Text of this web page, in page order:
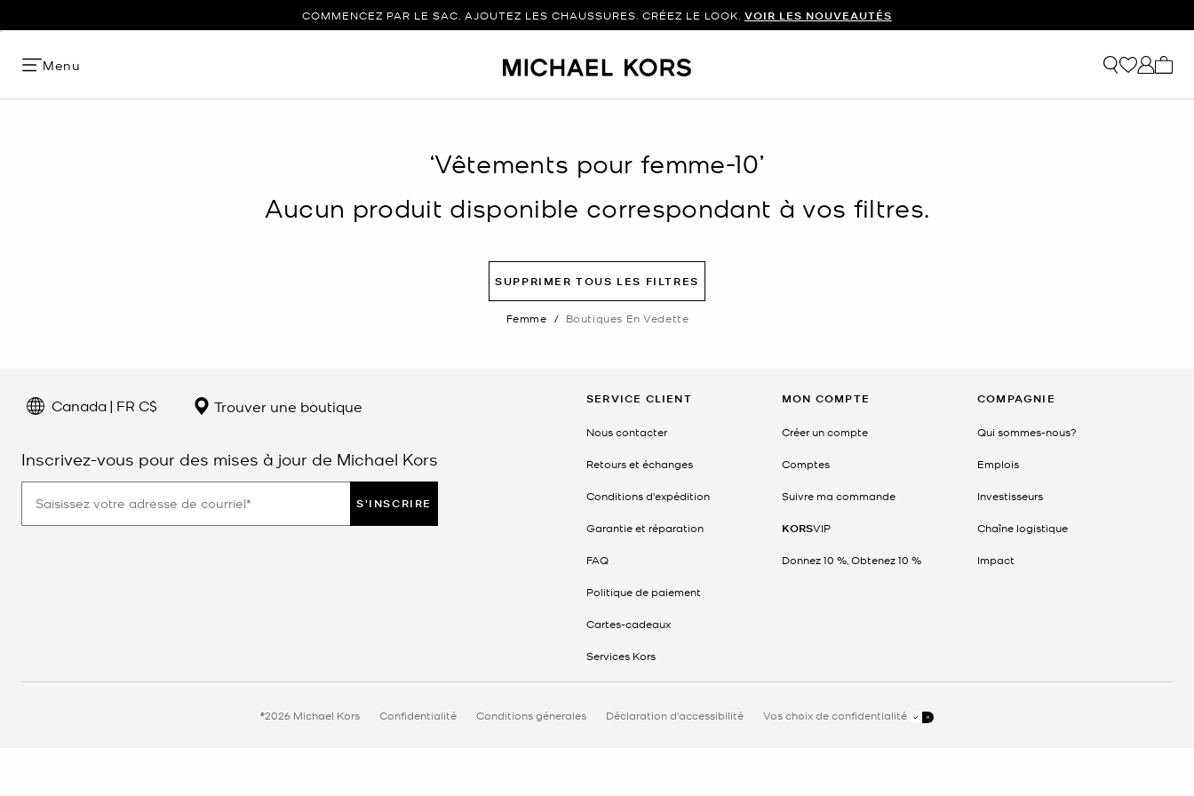
COMMENCEZ PAR LE SAC. AJOUTEZ LES CHAUSSURES. CRÉEZ LE LOOK. VOIR LES NOUVEAUTÉS
Menu
‘Vêtements pour femme-10’
Aucun produit disponible correspondant à vos filtres.
SUPPRIMER TOUS LES FILTRES
Femme / Boutiques En Vedette
Canada | FR C$ Trouver une boutique
Inscrivez-vous pour des mises à jour de Michael Kors
S'INSCRIRE
SERVICE CLIENT
Nous contacter
Retours et échanges
Conditions d'expédition
Garantie et réparation
FAQ
Politique de paiement
Cartes-cadeaux
Services Kors
MON COMPTE
Créer un compte
Comptes
Suivre ma commande
KORSVIP
Donnez 10 %, Obtenez 10 %
COMPAGNIE
Qui sommes-nous?
Emplois
Investisseurs
Chaîne logistique
Impact
©2026 Michael Kors Confidentialité Conditions génerales Déclaration d'accessibilité Vos choix de confidentialité